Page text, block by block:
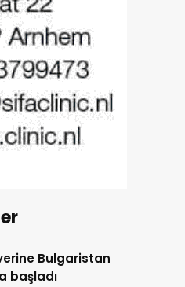
Bulgaristan
başladı